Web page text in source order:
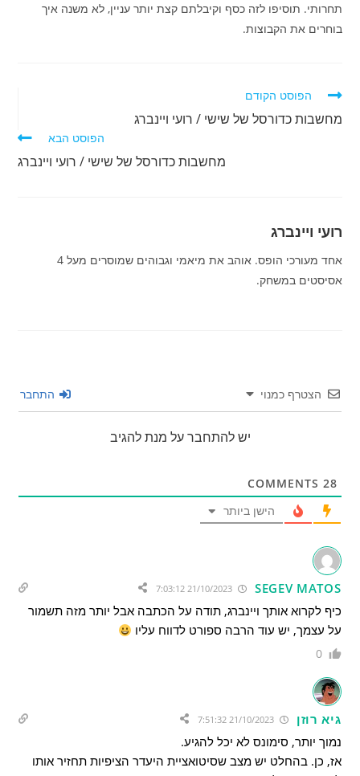
תחרותי. תוסיפו לזה כסף וקיבלתם קצת יותר עניין, לא משנה איך
בוחרים את הקבוצות.
לקרוא
נוספים
הפוסט הקודם
מחשבות כדורסל של שישי / רועי ויינברג
הפוסט הבא
מחשבות כדורסל של שישי / רועי ויינברג
רועי ויינברג
אחד מעורכי הופס. אוהב את מיאמי וגבוהים שמוסרים מעל 4
אסיסטים במשחק.
הצטרף כמנוי התחבר
יש להתחבר על מנת להגיב
28
הישן ביותר
SEGEV MATOS
21/10/2023 7:03:12
כיף לקרוא אותך ויינברג, תודה על הכתבה אבל יותר מזה תשמור
על עצמך, יש עוד הרבה ספורט לדווח עליו
0
גיא רוזן 21/10/2023 7:51:32
נמוך יותר, סימונס לא יכל להגיע.
אז, כן. בהחלט יש מצב שסיטואציית היעדר הציפיות תחזיר אותו